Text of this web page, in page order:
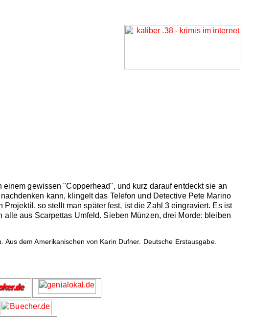
gewissen "Copperhead", und kurz darauf entdeckt sie an
kann, klingelt das Telefon und Detective Pete Marino
so stellt man später fest, ist die Zahl 3 eingraviert. Es ist
aus Scarpettas Umfeld. Sieben Münzen, drei Morde: bleiben
dem Amerikanischen von Karin Dufner. Deutsche Erstausgabe.